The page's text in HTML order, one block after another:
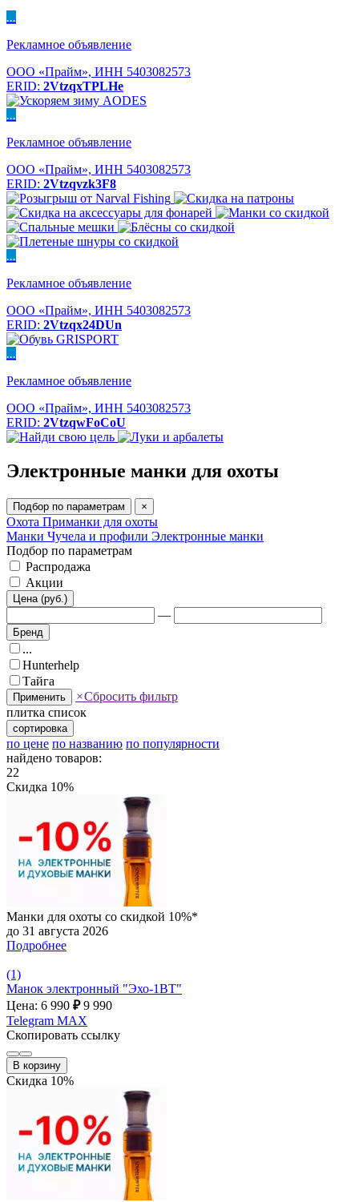
...
Рекламное объявление
ООО «Прайм», ИНН 5403082573
ERID: 2VtzqxTPLHe
...
Рекламное объявление
ООО «Прайм», ИНН 5403082573
ERID: 2Vtzqvzk3F8
...
Рекламное объявление
ООО «Прайм», ИНН 5403082573
ERID: 2Vtzqx24DUn
...
Рекламное объявление
ООО «Прайм», ИНН 5403082573
ERID: 2VtzqwFoCoU
Электронные манки для охоты
Подбор по параметрам ×
Охота Приманки для охоты
Манки Чучела и профили Электронные манки
Подбор по параметрам
Распродажа
Акции
Цена (руб.)
—
Бренд
...
Hunterhelp
Тайга
Применить ×Сбросить фильтр
плитка список
сортировка
по цене по названию по популярности
найдено товаров:
22
Скидка 10%
Манки для охоты со скидкой 10%*
до 31 августа 2026
Подробнее
(1)
Манок электронный "Эхо-1ВТ"
Цена: 6 990 ₽ 9 990
Telegram MAX
Скопировать ссылку
В корзину
Скидка 10%